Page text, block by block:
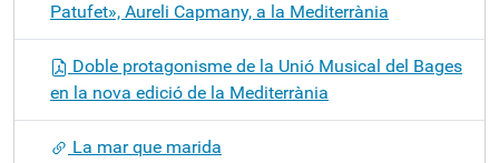
Patufet», Aureli Capmany, a la Mediterrània
Doble protagonisme de la Unió Musical del Bages
en la nova edició de la Mediterrània
La mar que marida